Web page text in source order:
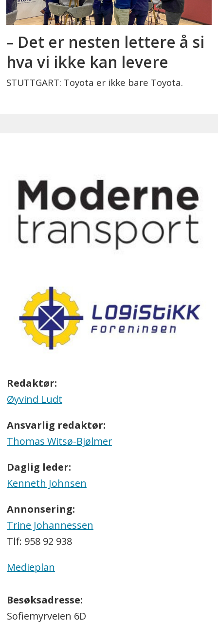
– Det er nesten lettere å si
hva vi ikke kan levere
STUTTGART: Toyota er ikke bare Toyota.
Redaktør:
Øyvind Ludt
Ansvarlig redaktør:
Thomas Witsø-Bjølmer
Daglig leder:
Kenneth Johnsen
Annonsering:
Trine Johannessen
Tlf: 958 92 938
Medieplan
Besøksadresse:
Sofiemyrveien 6D